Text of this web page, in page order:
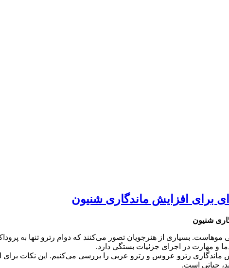
بسیاری از هنرجویان تصور می‌کنند که دوام رترو تنها به
و مهارت در اجرای جزئیات بستگی دارد.
افزایش ماندگاری رترو عروس و رترو عربی را بررسی می‌کنیم. این
حیاتی است.